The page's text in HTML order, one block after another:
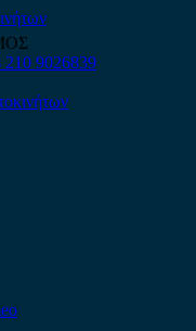
210 9026839